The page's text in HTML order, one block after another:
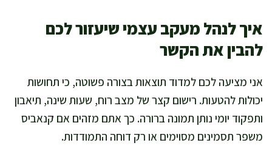
איך לנהל מעקב עצמי שיעזור לכם
להבין את הקשר
אני מציעה לכם למדוד תוצאות בצורה פשוטה, כי תחושות
יכולות להטעות. רישום קצר של מצב רוח, שעות שינה, תיאבון
ותפקוד יומי נותן תמונה ברורה. כך אתם מזהים אם קנאביס
משפר תסמינים מסוימים או רק דוחה התמודדות.